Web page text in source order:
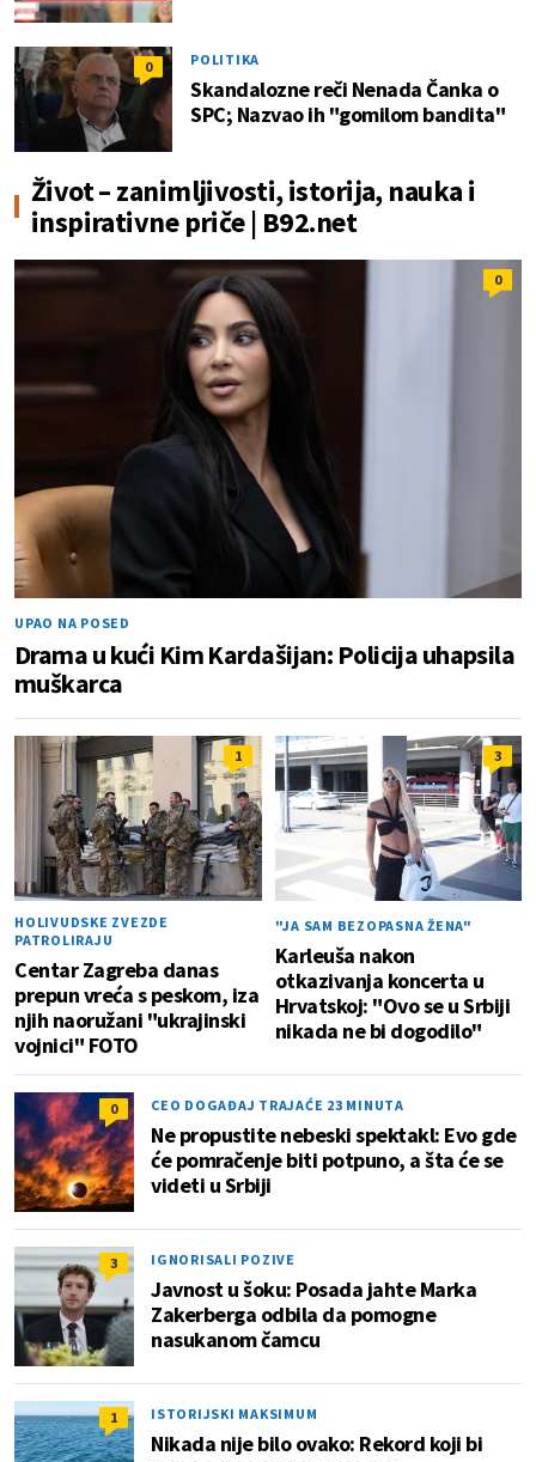
0 POLITIKA
Skandalozne reči Nenada Čanka o
SPC; Nazvao ih "gomilom bandita"
Život – zanimljivosti, istorija, nauka i
inspirativne priče | B92.net
0
UPAO NA POSED
Drama u kući Kim Kardašijan: Policija uhapsila
muškarca
1
HOLIVUDSKE ZVEZDE
PATROLIRAJU
Centar Zagreba danas
prepun vreća s peskom, iza
njih naoružani "ukrajinski
vojnici" FOTO
3
"JA SAM BEZOPASNA ŽENA"
Karleuša nakon
otkazivanja koncerta u
Hrvatskoj: "Ovo se u Srbiji
nikada ne bi dogodilo"
0 CEO DOGAĐAJ TRAJAĆE 23 MINUTA
Ne propustite nebeski spektakl: Evo gde
će pomračenje biti potpuno, a šta će se
videti u Srbiji
3 IGNORISALI POZIVE
Javnost u šoku: Posada jahte Marka
Zakerberga odbila da pomogne
nasukanom čamcu
1 ISTORIJSKI MAKSIMUM
Nikada nije bilo ovako: Rekord koji bi